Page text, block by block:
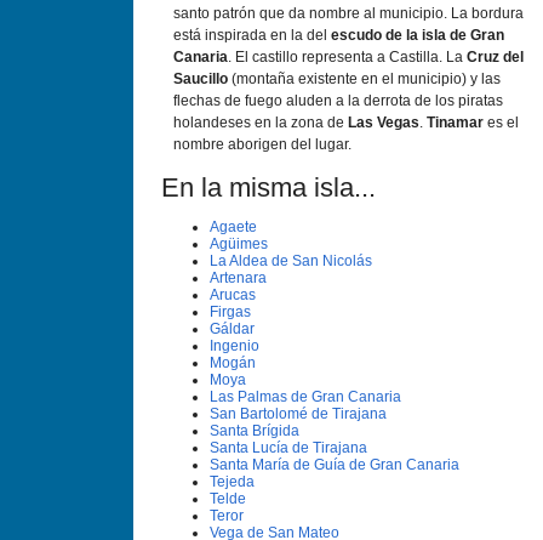
santo patrón que da nombre al municipio. La bordura
está inspirada en la del escudo de la isla de Gran
Canaria. El castillo representa a Castilla. La Cruz del
Saucillo (montaña existente en el municipio) y las
flechas de fuego aluden a la derrota de los piratas
holandeses en la zona de Las Vegas. Tinamar es el
nombre aborigen del lugar.
En la misma isla...
Agaete
Agüimes
La Aldea de San Nicolás
Artenara
Arucas
Firgas
Gáldar
Ingenio
Mogán
Moya
Las Palmas de Gran Canaria
San Bartolomé de Tirajana
Santa Brí­gida
Santa Lucí­a de Tirajana
Santa Marí­a de Guí­a de Gran Canaria
Tejeda
Telde
Teror
Vega de San Mateo